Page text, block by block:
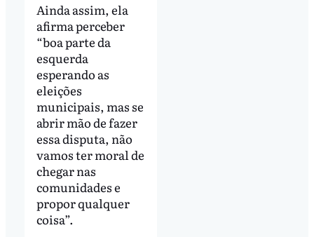
Ainda assim, ela
afirma perceber
“boa parte da
esquerda
esperando as
eleições
municipais, mas se
abrir mão de fazer
essa disputa, não
vamos ter moral de
chegar nas
comunidades e
propor qualquer
coisa”.